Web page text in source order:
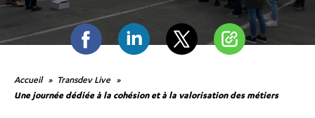
FacebookLinkedin Twitter Partager
Accueil
Transdev Live
Une journée dédiée à la cohésion et à la valorisation des métiers